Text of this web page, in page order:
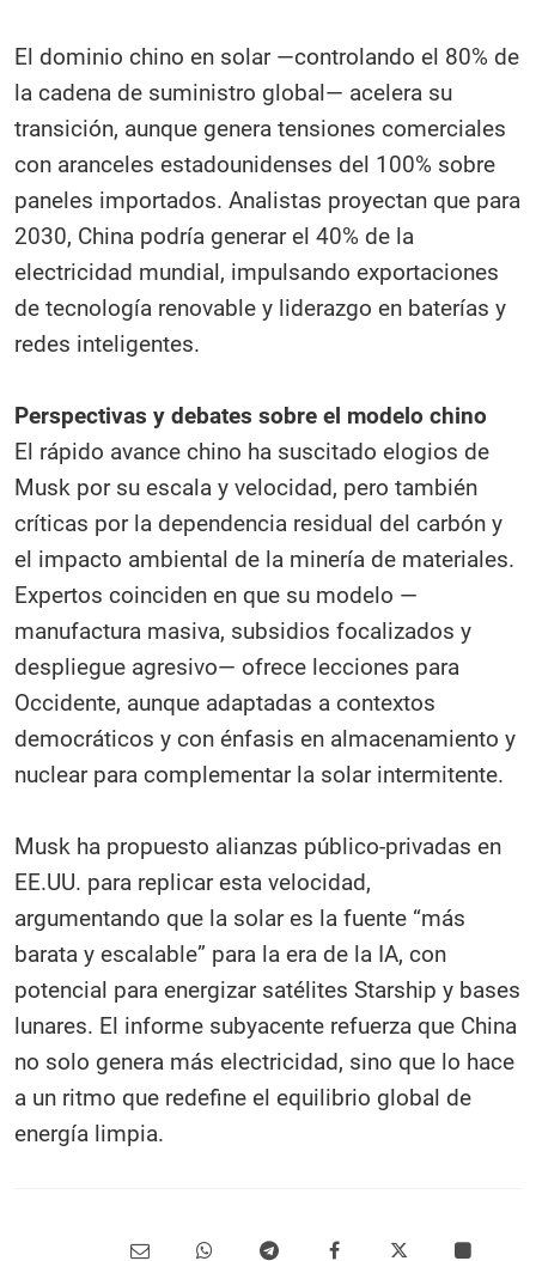
El dominio chino en solar —controlando el 80% de
la cadena de suministro global— acelera su
transición, aunque genera tensiones comerciales
con aranceles estadounidenses del 100% sobre
paneles importados. Analistas proyectan que para
2030, China podría generar el 40% de la
electricidad mundial, impulsando exportaciones
de tecnología renovable y liderazgo en baterías y
redes inteligentes.
Perspectivas y debates sobre el modelo chino
El rápido avance chino ha suscitado elogios de
Musk por su escala y velocidad, pero también
críticas por la dependencia residual del carbón y
el impacto ambiental de la minería de materiales.
Expertos coinciden en que su modelo —
manufactura masiva, subsidios focalizados y
despliegue agresivo— ofrece lecciones para
Occidente, aunque adaptadas a contextos
democráticos y con énfasis en almacenamiento y
nuclear para complementar la solar intermitente.
Musk ha propuesto alianzas público-privadas en
EE.UU. para replicar esta velocidad,
argumentando que la solar es la fuente “más
barata y escalable” para la era de la IA, con
potencial para energizar satélites Starship y bases
lunares. El informe subyacente refuerza que China
no solo genera más electricidad, sino que lo hace
a un ritmo que redefine el equilibrio global de
energía limpia.